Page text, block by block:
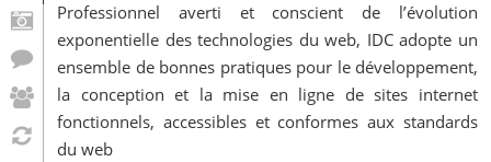
Informations
Professionnel averti et conscient de l’évolution
exponentielle des technologies du web, IDC adopte un
ensemble de bonnes pratiques pour le développement,
la conception et la mise en ligne de sites internet
fonctionnels, accessibles et conformes aux standards
du web